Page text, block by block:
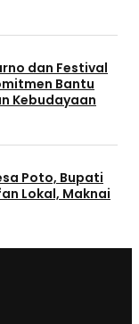
dan Festival
Bantu
Kebudayaan
Poto, Bupati
Lokal, Maknai